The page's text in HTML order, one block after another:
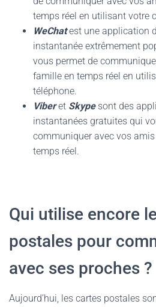
temps réel en utilisant votre
WeChatest une application
instantanée extrêmement
vous permet de
famille en temps réel en
téléphone.
Viberet Skypesont des
instantanées gratuites qui
communiquer avec vos
temps réel.
Qui utilise encore
postales pour
avec ses proches ?
Aujourd’hui, les cartes postales